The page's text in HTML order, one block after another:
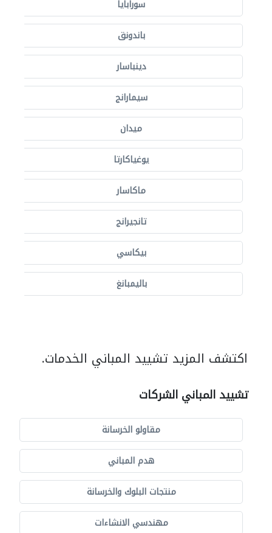
سورابايا
باندونق
دينباسار
سيمارانج
ميدان
يوغياكارتا
ماكاسار
تانجيرانج
بيكاسي
باليمبانغ
اكتشف المزيد تشييد المباني الخدمات.
تشييد المباني الشركات
مقاولو الخرسانة
هدم المباني
منتجات البلوك والخرسانة
مهندسي الانشاءات